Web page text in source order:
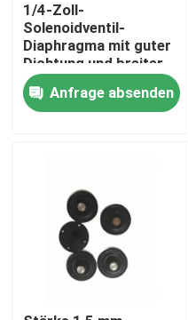
Produkte
Über uns
1/4-Zoll-
Solenoidventil-
Diaphragma mit guter
Dichtung und breiter
Verbindung
Größenbereich 1/4-
Zoll bis 2-Zoll für
Anfrage absenden